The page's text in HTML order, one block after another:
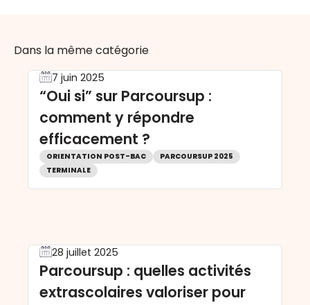
Dans la même catégorie
7 juin 2025
“Oui si” sur Parcoursup :
comment y répondre
efficacement ?
ORIENTATION POST-BAC
PARCOURSUP 2025
TERMINALE
28 juillet 2025
Parcoursup : quelles activités
extrascolaires valoriser pour